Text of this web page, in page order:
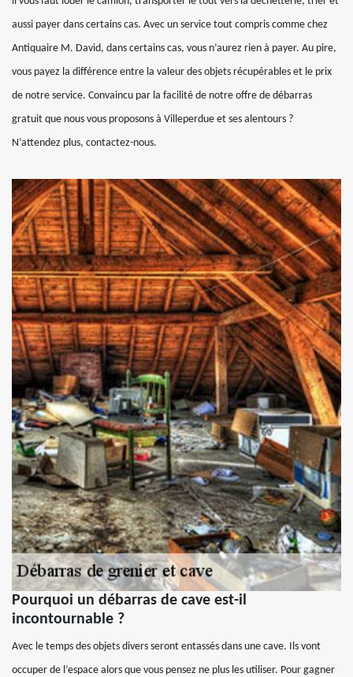
aussi payer dans certains cas. Avec un service tout compris comme chez
Antiquaire M. David, dans certains cas, vous n’aurez rien à payer. Au pire,
vous payez la différence entre la valeur des objets récupérables et le prix
de notre service. Convaincu par la facilité de notre offre de débarras
gratuit que nous vous proposons à Villeperdue et ses alentours ?
N’attendez plus, contactez-nous.
Pourquoi un débarras de cave est-il
incontournable ?
Avec le temps des objets divers seront entassés dans une cave. Ils vont
occuper de l’espace alors que vous pensez ne plus les utiliser. Pour gagner